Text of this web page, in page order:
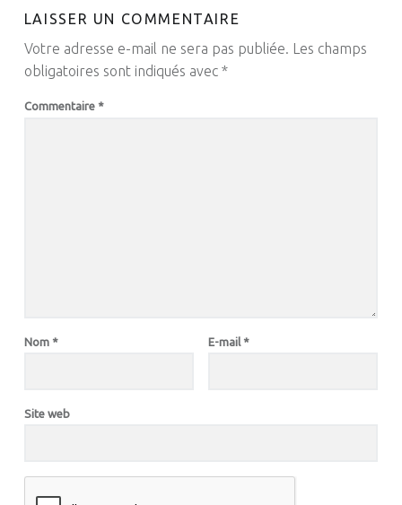
LAISSER UN COMMENTAIRE
Votre adresse e-mail ne sera pas publiée.
Les champs
obligatoires sont indiqués avec *
Commentaire *
Nom * E-mail *
Site web